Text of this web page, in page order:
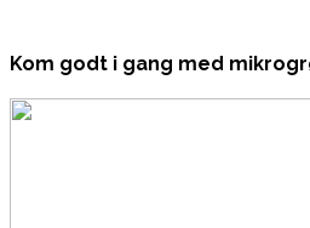
Kom godt i gang med